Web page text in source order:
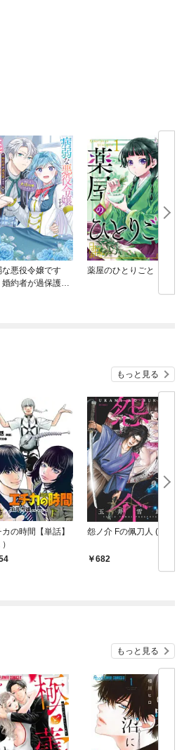
な悪役令嬢です
婚約者が過保護す
薬屋のひとりごと
もっと見る
カの時間【単話】
怨ノ介 Fの佩刀人 (1)
682
もっと見る